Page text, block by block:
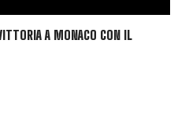
A MONACO CON IL